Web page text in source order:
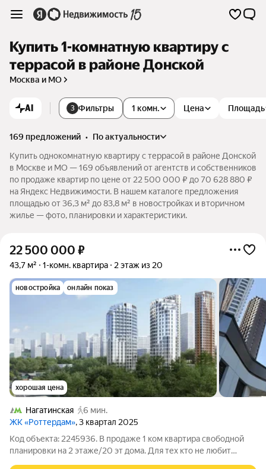
Купить 1-комнатную квартиру с
террасой в районе Донской
Москва и МО
AI 3 Фильтры 1 комн. Цена Площадь
169 предложений •
по актуальности
Купить однокомнатную квартиру с террасой в районе Донской
в Москве и МО — 169 объявлений от агентств и собственников
по продаже квартир по цене от 22 500 000 ₽ до 70 628 880 ₽
на Яндекс Недвижимости. В нашем каталоге предложения
площадью от 36,3 м² до 83,8 м² в новостройках и вторичном
жилье — фото, планировки и характеристики.
22 500 000 ₽
43,7 м² 1-комн. квартира 2 этаж из 20
новостройка онлайн показ
хорошая цена
Нагатинская
6 мин.
ЖК «Роттердам», 3 квартал 2025
Код объекта: 2245936. В продаже 1 ком квартира свободной
планировки на 2 этаже/20 эт дома. Для тех кто не любит